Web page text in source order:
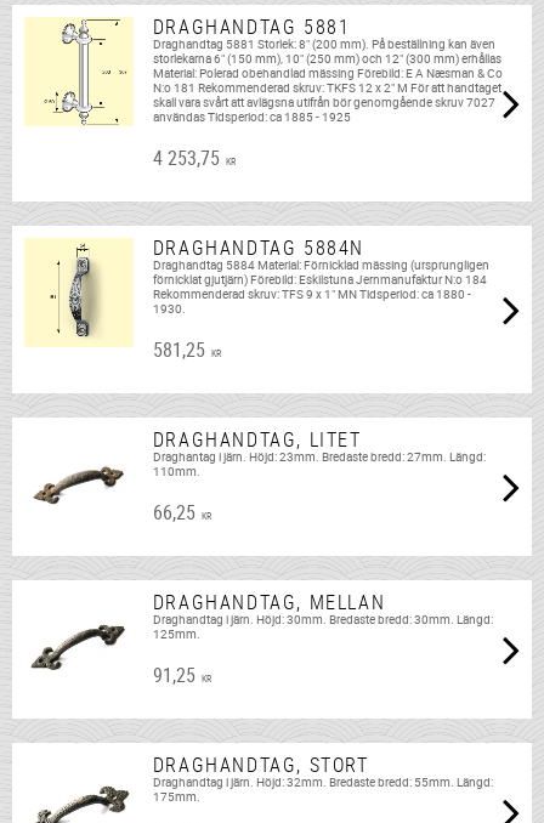
DRAGHANDTAG 5881
Draghandtag 5881 Storlek: 8" (200 mm). På beställning kan även
storlekarna 6" (150 mm), 10" (250 mm) och 12" (300 mm) erhållas
Material: Polerad obehandlad mässing Förebild: E A Næsman & Co
N:o 181 Rekommenderad skruv: TKFS 12 x 2" M För att handtaget
skall vara svårt att avlägsna utifrån bör genomgående skruv 7027
användas Tidsperiod: ca 1885 - 1925
4 253,75 KR
DRAGHANDTAG 5884N
Draghandtag 5884 Material: Förnicklad mässing (ursprungligen
förnicklat gjutjärn) Förebild: Eskilstuna Jernmanufaktur N:o 184
Rekommenderad skruv: TFS 9 x 1" MN Tidsperiod: ca 1880 -
1930.
581,25 KR
DRAGHANDTAG, LITET
Draghantag i järn. Höjd: 23mm. Bredaste bredd: 27mm. Längd:
110mm.
66,25 KR
DRAGHANDTAG, MELLAN
Draghandtag i järn. Höjd: 30mm. Bredaste bredd: 30mm. Längd:
125mm.
91,25 KR
DRAGHANDTAG, STORT
Draghandtag i järn. Höjd: 32mm. Bredaste bredd: 55mm. Längd:
175mm.